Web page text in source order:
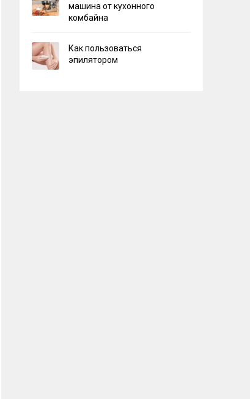
машина от кухонного
комбайна
Как пользоваться
эпилятором